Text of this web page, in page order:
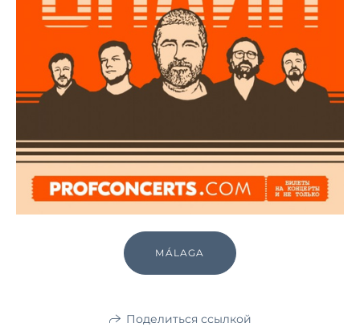
MÁLAGA
Поделиться ссылкой